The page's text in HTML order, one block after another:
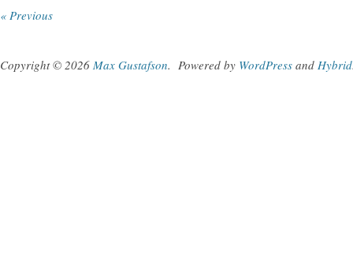
« Previous
Copyright © 2026 Max Gustafson. Powered by WordPress and Hybrid